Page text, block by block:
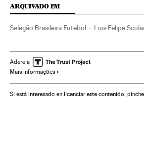
ARQUIVADO EM
Seleção Brasileira Futebol Luis Felipe
Copa do Mundo Futebol Futebol
Campeonato mundial
Seleções esportivas Esportes Seleção
Adere a
Mais informações
Si está interesado en licenciar este contenido, pinche